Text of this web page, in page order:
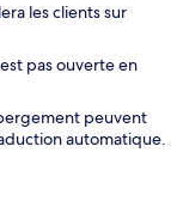
les clients sur
pas ouverte en
peuvent
automatique.